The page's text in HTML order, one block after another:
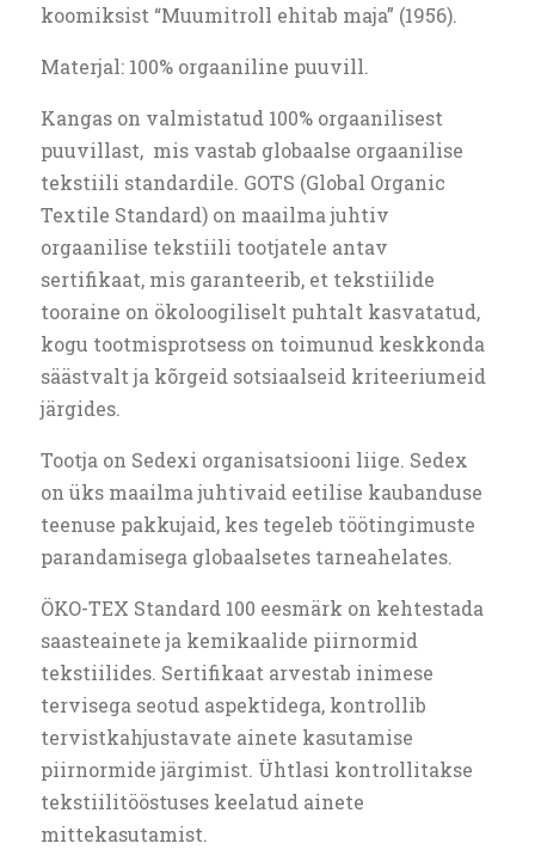
koomiksist “Muumitroll ehitab maja” (1956).
Materjal: 100% orgaaniline puuvill.
Kangas on valmistatud 100% orgaanilisest
puuvillast, mis vastab globaalse orgaanilise
tekstiili standardile. GOTS (Global Organic
Textile Standard) on maailma juhtiv
orgaanilise tekstiili tootjatele antav
sertifikaat, mis garanteerib, et tekstiilide
tooraine on ökoloogiliselt puhtalt kasvatatud,
kogu tootmisprotsess on toimunud keskkonda
säästvalt ja kõrgeid sotsiaalseid kriteeriumeid
järgides.
Tootja on Sedexi organisatsiooni liige. Sedex
on üks maailma juhtivaid eetilise kaubanduse
teenuse pakkujaid, kes tegeleb töötingimuste
parandamisega globaalsetes tarneahelates.
ÖKO-TEX Standard 100 eesmärk on kehtestada
saasteainete ja kemikaalide piirnormid
tekstiilides. Sertifikaat arvestab inimese
tervisega seotud aspektidega, kontrollib
tervistkahjustavate ainete kasutamise
piirnormide järgimist. Ühtlasi kontrollitakse
tekstiilitööstuses keelatud ainete
mittekasutamist.